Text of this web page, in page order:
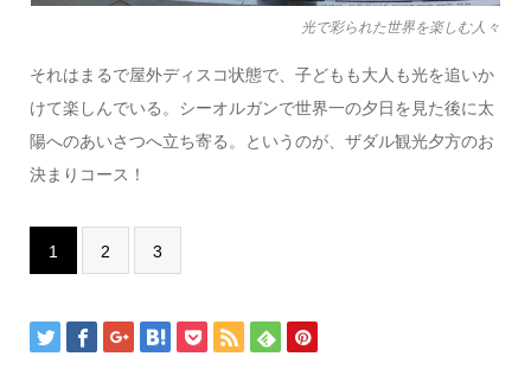
光で彩られた世界を楽しむ人々
それはまるで屋外ディスコ状態で、子どもも大人も光を追いか
けて楽しんでいる。シーオルガンで世界一の夕日を見た後に太
陽へのあいさつへ立ち寄る。というのが、ザダル観光夕方のお
決まりコース！
1 2 3